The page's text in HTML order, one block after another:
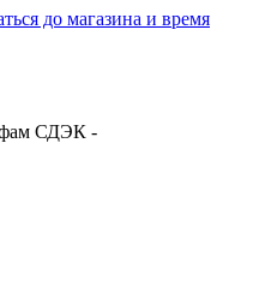
до магазина и время
СДЭК -